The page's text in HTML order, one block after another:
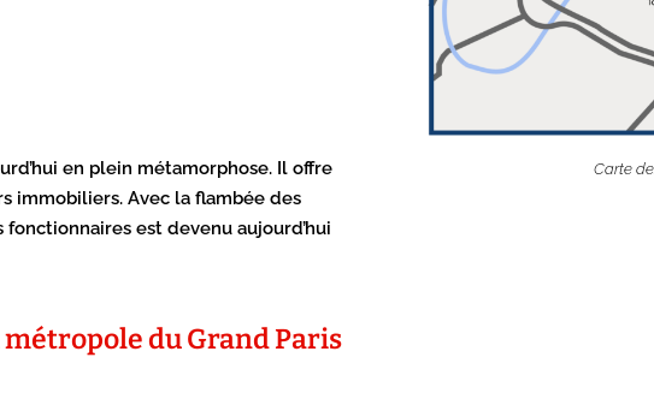
en plein métamorphose. Il offre
immobiliers. Avec la flambée des
est devenu aujourd’hui
Carte
métropole du Grand Paris